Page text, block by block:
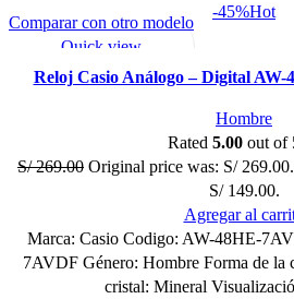
-45%Hot
Comparar con otro modelo
Quick view
Mi lista de deseo
Reloj Casio Análogo – Digital
Hombre
Rated 5.00 out of
S/269.00 Original price was: S/ 269.00.
S/ 149.00.
Agregar al
Marca: Casio Codigo: AW-48HE-
7AVDF Género: Hombre Forma de la
cristal: Mineral